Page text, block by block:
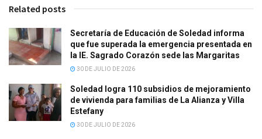
Related posts
Secretaría de Educación de Soledad informa
que fue superada la emergencia presentada en
la IE. Sagrado Corazón sede las Margaritas
30 DE JULIO DE 2026
Soledad logra 110 subsidios de mejoramiento
de vivienda para familias de La Alianza y Villa
Estefany
30 DE JULIO DE 2026